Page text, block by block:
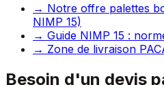
→ Notre offre palettes
NIMP 15)
→ Guide NIMP 15 :
→ Zone de livraison
Besoin d'un devis